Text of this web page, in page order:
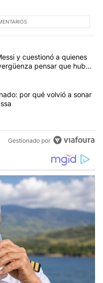
más comentarios en los
"Milei despidió a Jorge
y cuestionó a quienes
pensar que hubo
"Negociaciones en el
por qué volvió a sonar
Gestionado por